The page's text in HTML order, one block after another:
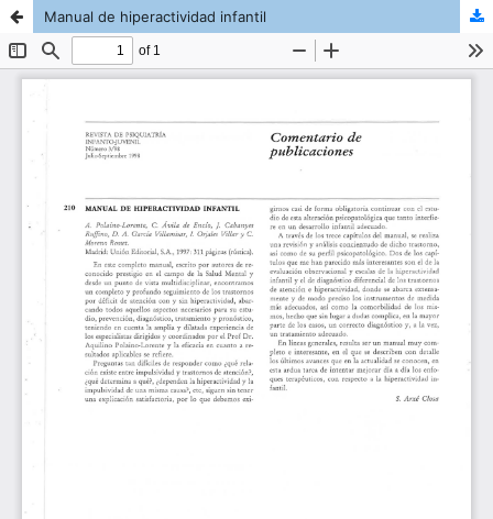
Manual de hiperactividad infantil